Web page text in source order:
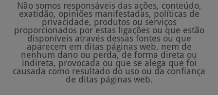
Não somos responsáveis das ações, conteúdo,
exatidão, opiniões manifestadas, políticas de
privacidade, produtos ou serviços
proporcionados por estas ligações ou que estão
disponíveis através dessas fontes ou que
aparecem em ditas páginas web, nem de
nenhum dano ou perda, de forma direta ou
indireta, provocada ou que se alega que foi
causada como resultado do uso ou da confiança
de ditas páginas web.